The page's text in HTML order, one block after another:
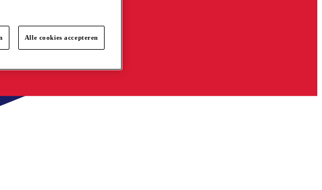
Alle cookies accepteren